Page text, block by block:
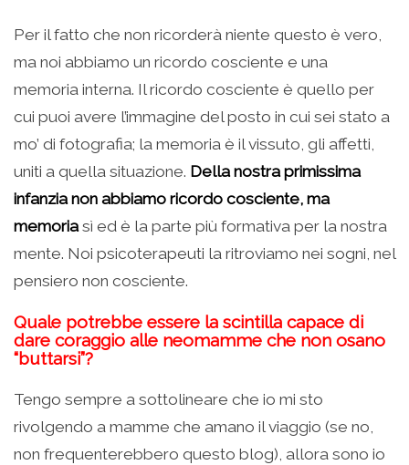
Per il fatto che non ricorderà niente questo è vero,
ma noi abbiamo un ricordo cosciente e una
memoria interna. Il ricordo cosciente è quello per
cui puoi avere l’immagine del posto in cui sei stato a
mo’ di fotografia; la memoria è il vissuto, gli affetti,
uniti a quella situazione. Della nostra primissima
infanzia non abbiamo ricordo cosciente, ma
memoria sì ed è la parte più formativa per la nostra
mente. Noi psicoterapeuti la ritroviamo nei sogni, nel
pensiero non cosciente.
Quale potrebbe essere la scintilla capace di
dare coraggio alle neomamme che non osano
“buttarsi”?
Tengo sempre a sottolineare che io mi sto
rivolgendo a mamme che amano il viaggio (se no,
non frequenterebbero questo blog), allora sono io